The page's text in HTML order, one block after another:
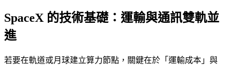
SpaceX 的技術基礎：運輸與通訊雙軌並
進
若要在軌道或月球建立算力節點，關鍵在於「運輸成本」與